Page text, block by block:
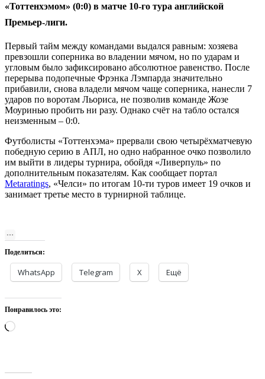
«Тоттенхэмом» (0:0) в матче 10-го тура английской
Премьер-лиги.
Первый тайм между командами выдался равным: хозяева
превзошли соперника во владении мячом, но по ударам и
угловым было зафиксировано абсолютное равенство. После
перерыва подопечные Фрэнка Лэмпарда значительно
прибавили, снова владели мячом чаще соперника, нанесли 7
ударов по воротам Льориса, не позволив команде Жозе
Моуринью пробить ни разу. Однако счёт на табло остался
неизменным – 0:0.
Футболисты «Тоттенхэма» прервали свою четырёхматчевую
победную серию в АПЛ, но одно набранное очко позволило
им выйти в лидеры турнира, обойдя «Ливерпуль» по
дополнительным показателям. Как сообщает портал
Metaratings, «Челси» по итогам 10-ти туров имеет 19 очков и
занимает третье место в турнирной таблице.
Поделиться:
WhatsApp Telegram X Ещё
Понравилось это:
Загрузка…